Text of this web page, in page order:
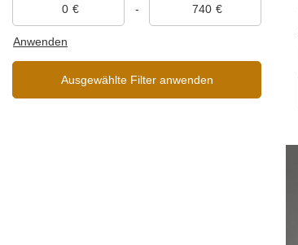
€ - €
Anwenden
Ausgewählte Filter anwenden